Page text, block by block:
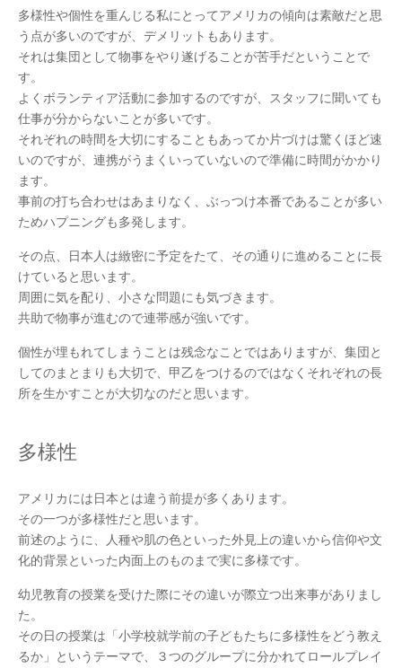
多様性や個性を重んじる私にとってアメリカの傾向は素敵だと思
う点が多いのですが、デメリットもあります。
それは集団として物事をやり遂げることが苦手だということで
す。
よくボランティア活動に参加するのですが、スタッフに聞いても
仕事が分からないことが多いです。
それぞれの時間を大切にすることもあってか片づけは驚くほど速
いのですが、連携がうまくいっていないので準備に時間がかかり
ます。
事前の打ち合わせはあまりなく、ぶっつけ本番であることが多い
ためハプニングも多発します。
その点、日本人は緻密に予定をたて、その通りに進めることに長
けていると思います。
周囲に気を配り、小さな問題にも気づきます。
共助で物事が進むので連帯感が強いです。
個性が埋もれてしまうことは残念なことではありますが、集団と
してのまとまりも大切で、甲乙をつけるのではなくそれぞれの長
所を生かすことが大切なのだと思います。
多様性
アメリカには日本とは違う前提が多くあります。
その一つが多様性だと思います。
前述のように、人種や肌の色といった外見上の違いから信仰や文
化的背景といった内面上のものまで実に多様です。
幼児教育の授業を受けた際にその違いが際立つ出来事がありまし
た。
その日の授業は「小学校就学前の子どもたちに多様性をどう教え
るか」というテーマで、３つのグループに分かれてロールプレイ